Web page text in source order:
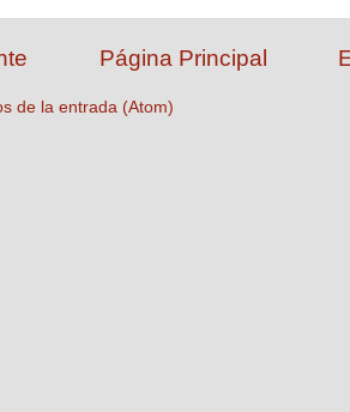
Página Principal
de la entrada (Atom)